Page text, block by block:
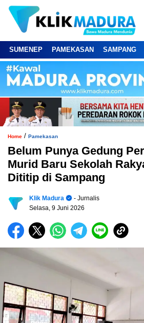
SUMENEP PAMEKASAN SAMPANG
Home / Pamekasan
Belum Punya Gedung
Murid Baru Sekolah
Dititip di Sampang
Klik Madura
- Jurnalis
Selasa, 9 Juni 2026